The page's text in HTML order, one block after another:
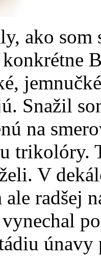
ako som
konkrétne
Snažil
na
trikolóry.
V
radšej